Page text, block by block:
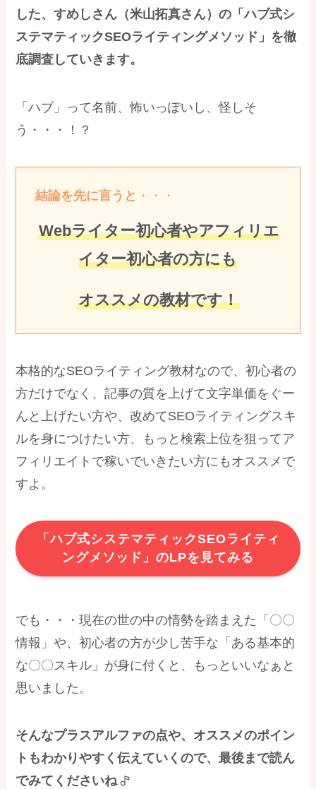
した、すめしさん（米山拓真さん）の「ハブ式シ
ステマティックSEOライティングメソッド」を徹
底調査していきます。
「ハブ」って名前、怖いっぽいし、怪しそ
う・・・！？
結論を先に言うと ・・・
Webライター初心者やアフィリエ
イター初心者の方にも
オススメの教材です！
本格的なSEOライティング教材なので、初心者の
方だけでなく、記事の質を上げて文字単価をぐー
んと上げたい方や、改めてSEOライティングスキ
ルを身につけたい方、もっと検索上位を狙ってア
フィリエイトで稼いでいきたい方にもオススメで
すよ。
「ハブ式システマティックSEOライティ
ングメソッド」のLPを見てみる
でも・・・現在の世の中の情勢を踏まえた「〇〇
情報」や、初心者の方が少し苦手な「ある基本的
な〇〇スキル」が身に付くと、もっといいなぁと
思いました。
そんなプラスアルファの点や、オススメのポイン
トもわかりやすく伝えていくので、最後まで読ん
でみてくださいね